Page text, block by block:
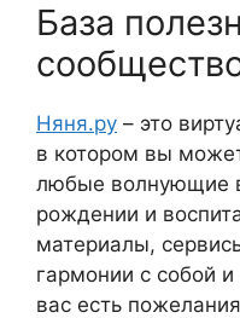
База
Няня.ру – это
в котором вы
любые волнующие
рождении и
материалы,
гармонии с собой
вас есть